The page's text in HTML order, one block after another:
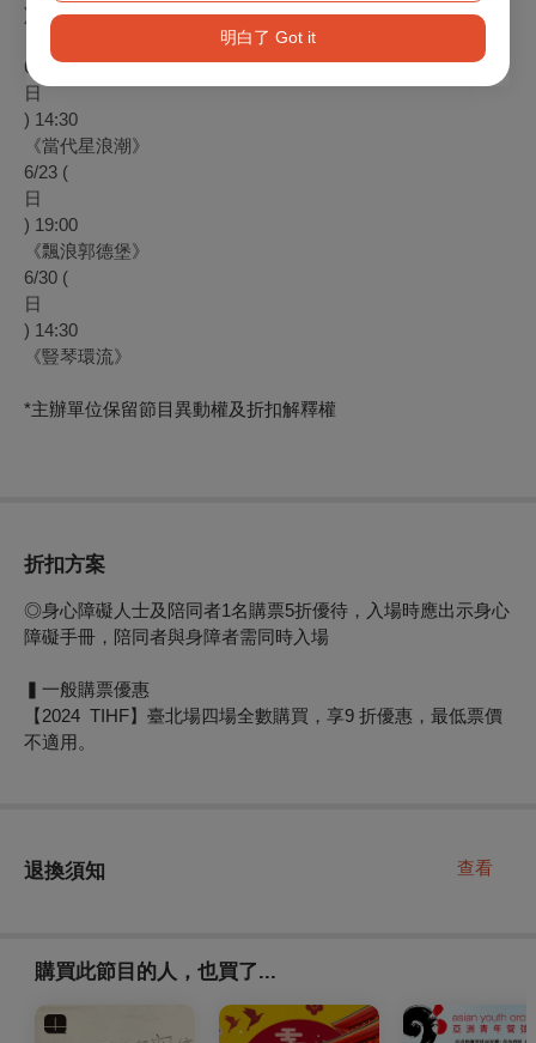
明白了 Got it
) 19:30
6/23 (
日
) 14:30
《當代星浪潮》
6/23 (
日
) 19:00
《飄浪郭德堡》
6/30 (
日
) 14:30
《豎琴環流》
*主辦單位保留節目異動權及折扣解釋權
折扣方案
◎身心障礙人士及陪同者1名購票5折優待，入場時應出示身心
障礙手冊，陪同者與身障者需同時入場
▍一般購票優惠
【2024 TIHF】臺北場四場全數購買，享9 折優惠，最低票價
不適用。
退換須知 查看
購買此節目的人，也買了...